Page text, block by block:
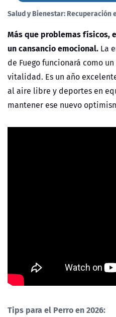
Salud y Bienestar: Recuperación
Más que problemas físicos,
un cansancio emocional. La
de Fuego funcionará como
vitalidad. Es un año
al aire libre y deportes en
mantener ese nuevo
Tips para el Perro en 2026: